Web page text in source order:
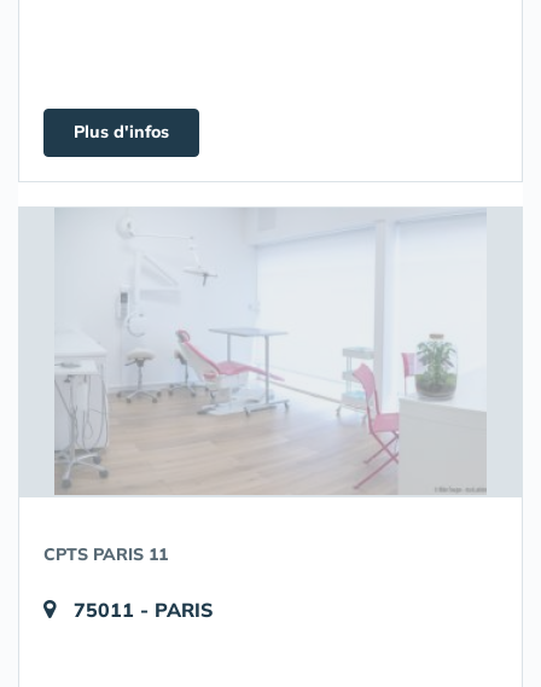
Plus d'infos
CPTS PARIS 11
75011 - PARIS